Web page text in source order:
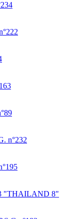
n°232
"THAILAND 8"